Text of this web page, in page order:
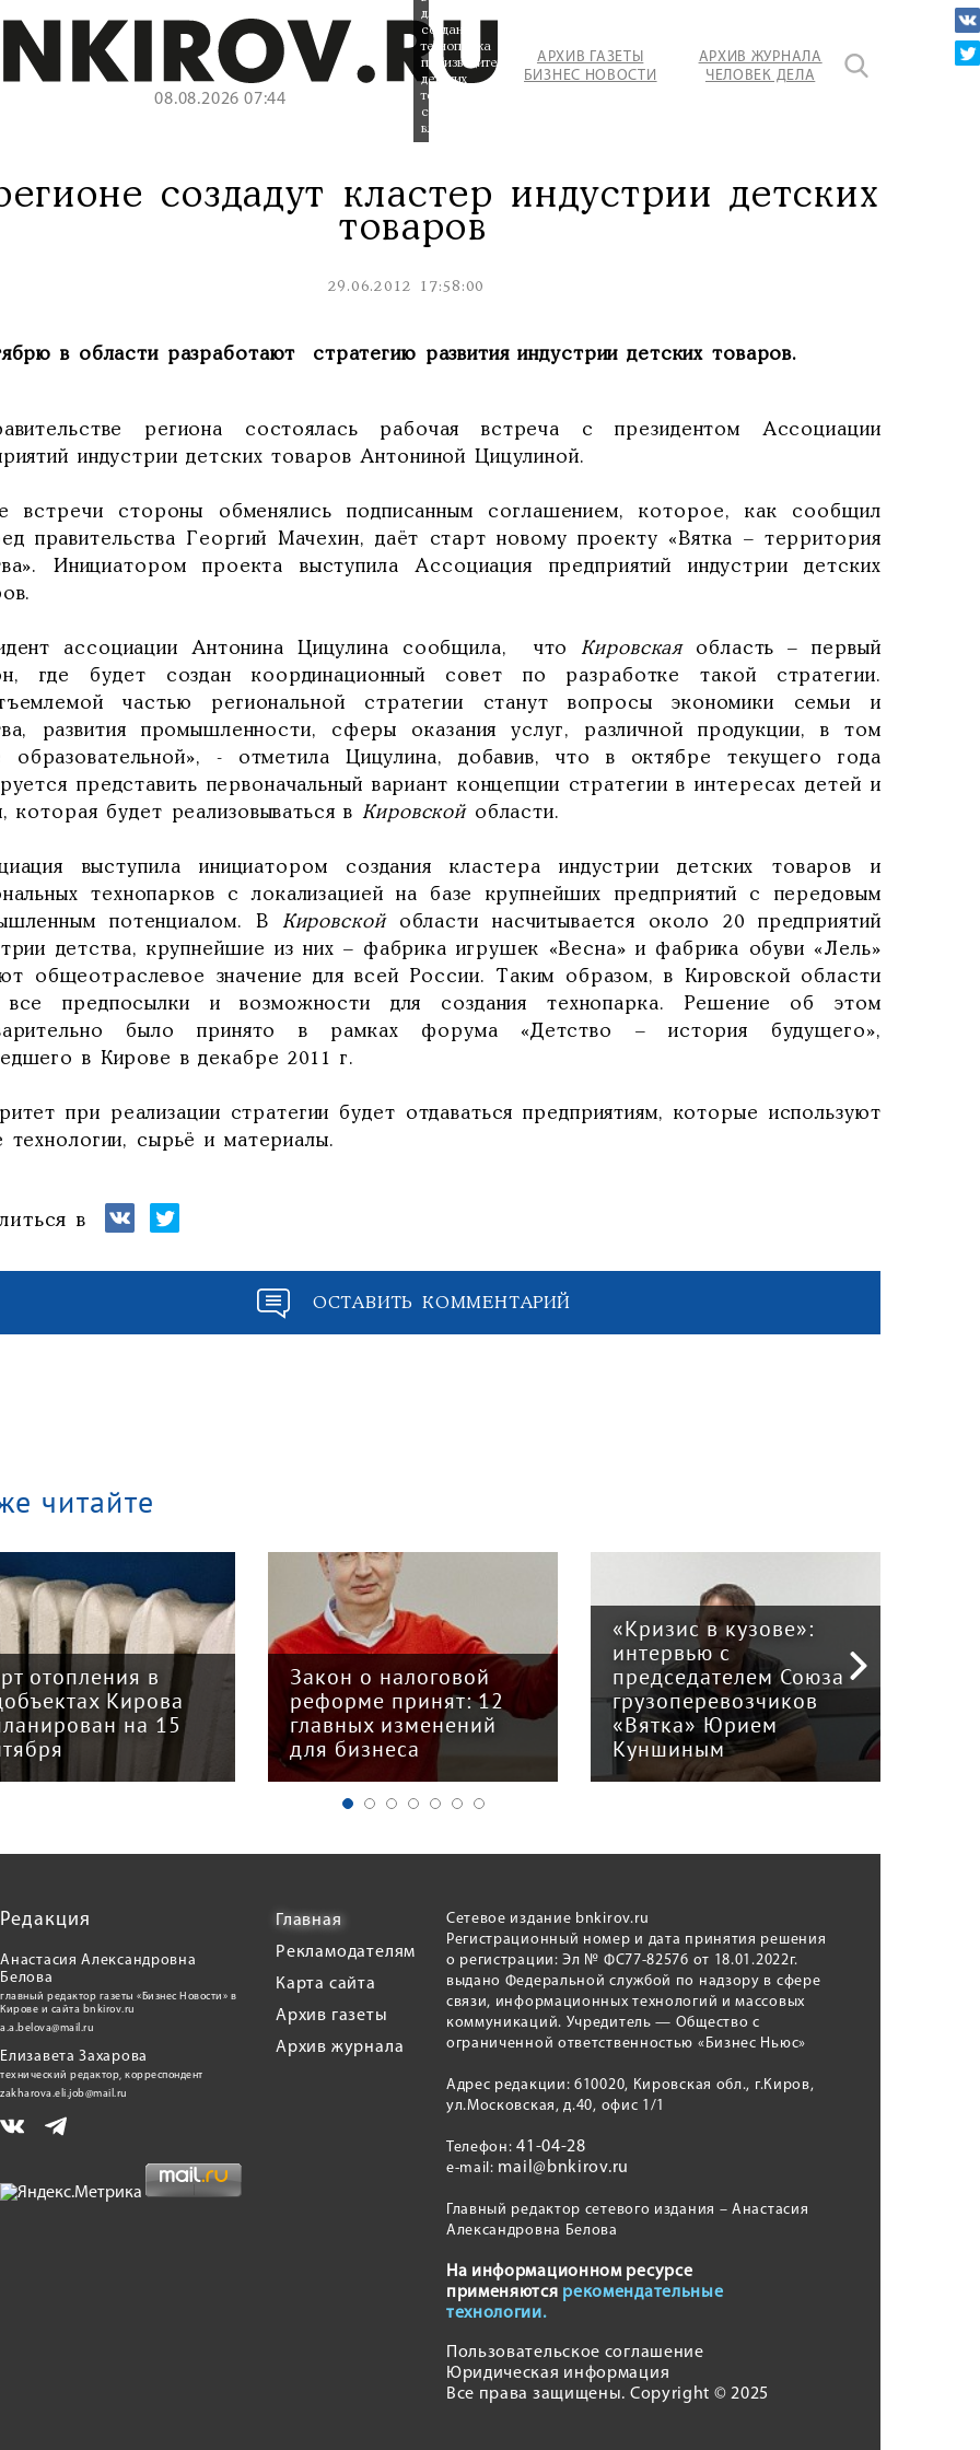
08.08.2026 07:44
АРХИВ ГАЗЕТЫ
БИЗНЕС НОВОСТИ
АРХИВ ЖУРНАЛА
ЧЕЛОВЕК ДЕЛА
для
создания
технопарка
производителей
детских
товаров,
считают
власти.
создадут кластер индустрии детских
товаров
29.06.2012 17:58:00
в области разработают стратегию развития индустрии детских товаров.
региона состоялась рабочая встреча с президентом Ассоциации
индустрии детских товаров Антониной Цицулиной.
встречи стороны обменялись подписанным соглашением, которое, как сообщил
правительства Георгий Мачехин, даёт старт новому проекту «Вятка – территория
Инициатором проекта выступила Ассоциация предприятий индустрии детских
ассоциации Антонина Цицулина сообщила, чтоКировская область – первый
где будет создан координационный совет по разработке такой стратегии.
частью региональной стратегии станут вопросы экономики семьи и
развития промышленности, сферы оказания услуг, различной продукции, в том
образовательной», - отметила Цицулина, добавив, что в октябре текущего года
представить первоначальный вариант концепции стратегии в интересах детей и
которая будет реализовываться вКировскойобласти.
выступила инициатором создания кластера индустрии детских товаров и
технопарков с локализацией на базе крупнейших предприятий с передовым
потенциалом. В Кировскойобласти насчитывается около 20 предприятий
детства, крупнейшие из них – фабрика игрушек «Весна» и фабрика обуви «Лель»
общеотраслевое значение для всей России. Таким образом, в Кировской области
все предпосылки и возможности для создания технопарка. Решение об этом
было принято в рамках форума «Детство – история будущего»,
в Кирове в декабре 2011 г.
при реализации стратегии будет отдаваться предприятиям, которые используют
технологии, сырьё и материалы.
в
ОСТАВИТЬ КОММЕНТАРИЙ
читайте
отопления в
Кирова
на 15
Закон о налоговой
реформе принят: 12
главных изменений
для бизнеса
«Кризис в кузове»:
интервью с
председателем Союза
грузоперевозчиков
«Вятка» Юрием
Куншиным
Редакция
Анастасия Александровна
Белова
главный редактор газеты «Бизнес Новости» в
Кирове и сайта bnkirov.ru
a.a.belova@mail.ru
Елизавета Захарова
технический редактор, корреспондент
zakharova.eli.job@mail.ru
Главная
Рекламодателям
Карта сайта
Архив газеты
Архив журнала
Сетевое издание bnkirov.ru
Регистрационный номер и дата принятия решения
о регистрации: Эл № ФС77-82576 от 18.01.2022г.
выдано Федеральной службой по надзору в сфере
связи, информационных технологий и массовых
коммуникаций. Учредитель — Общество с
ограниченной ответственностью «Бизнес Ньюс»
Адрес редакции: 610020, Кировская обл., г.Киров,
ул.Московская, д.40, офис 1/1
Телефон:41-04-28
e-mail: mail@bnkirov.ru
Главный редактор сетевого издания – Анастасия
Александровна Белова
На информационном ресурсе
применяются рекомендательные
технологии.
Пользовательское соглашение
Юридическая информация
Все права защищены. Copyright © 2025